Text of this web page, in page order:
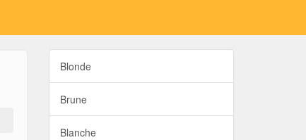
Blonde
Brune
Blanche